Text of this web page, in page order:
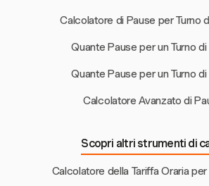
Calcolatore di Pause per Turno
Quante Pause per un Turno
Quante Pause per un Turno
Calcolatore Avanzato di
Scopri altri strumenti di
Calcolatore della Tariffa Oraria